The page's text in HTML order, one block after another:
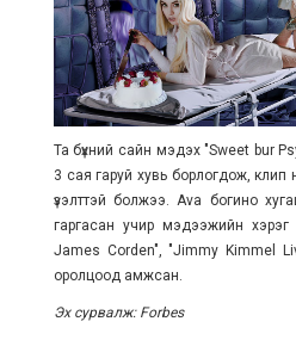
Та бүхний сайн мэдэх "Sweet bur
3 сая гаруй хувь борлогдож, клип
үзэлттэй болжээ. Ava богино
гаргасан учир мэдээжийн
James Corden", "Jimmy Kimmel
оролцоод амжсан.
Эх сурвалж: Forbes